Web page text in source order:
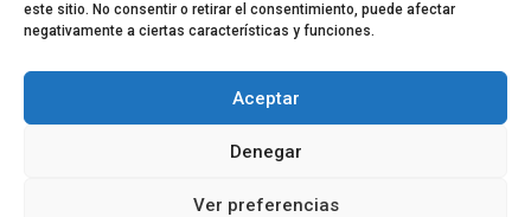
este sitio. No consentir o retirar el consentimiento, puede afectar
negativamente a ciertas características y funciones.
Aceptar
Denegar
Ver preferencias
Equipo EPDLT Contacto